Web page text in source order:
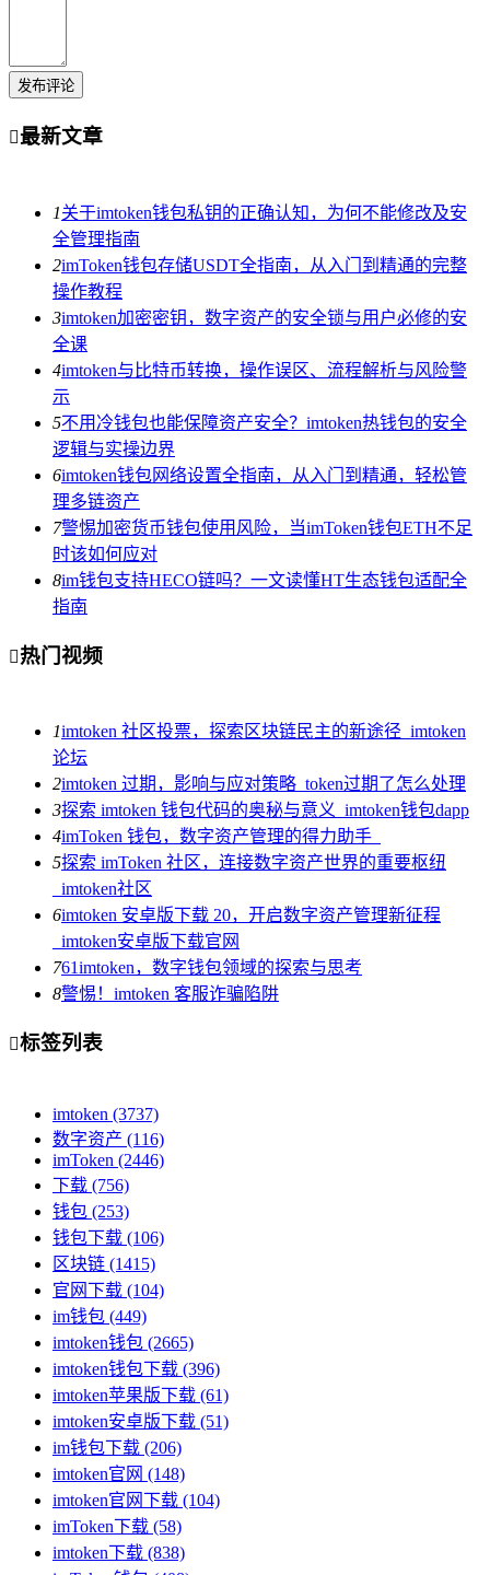
发布评论
最新文章
1关于imtoken钱包私钥的正确认知，为何不能修改及安
全管理指南
2imToken钱包存储USDT全指南，从入门到精通的完整
操作教程
3imtoken加密密钥，数字资产的安全锁与用户必修的安
全课
4imtoken与比特币转换，操作误区、流程解析与风险警
示
5不用冷钱包也能保障资产安全？imtoken热钱包的安全
逻辑与实操边界
6imtoken钱包网络设置全指南，从入门到精通，轻松管
理多链资产
7警惕加密货币钱包使用风险，当imToken钱包ETH不足
时该如何应对
8im钱包支持HECO链吗？一文读懂HT生态钱包适配全
指南
热门视频
1imtoken 社区投票，探索区块链民主的新途径_imtoken
论坛
2imtoken 过期，影响与应对策略_token过期了怎么处理
3探索 imtoken 钱包代码的奥秘与意义_imtoken钱包dapp
4imToken 钱包，数字资产管理的得力助手_
5探索 imToken 社区，连接数字资产世界的重要枢纽
_imtoken社区
6imtoken 安卓版下载 20，开启数字资产管理新征程
_imtoken安卓版下载官网
761imtoken，数字钱包领域的探索与思考
8警惕！imtoken 客服诈骗陷阱
标签列表
imtoken (3737)
数字资产 (116)
imToken (2446)
下载 (756)
钱包 (253)
钱包下载 (106)
区块链 (1415)
官网下载 (104)
im钱包 (449)
imtoken钱包 (2665)
imtoken钱包下载 (396)
imtoken苹果版下载 (61)
imtoken安卓版下载 (51)
im钱包下载 (206)
imtoken官网 (148)
imtoken官网下载 (104)
imToken下载 (58)
imtoken下载 (838)